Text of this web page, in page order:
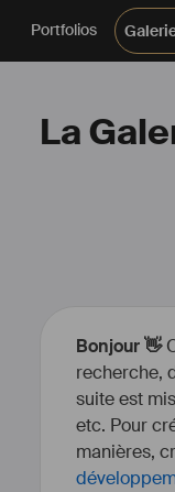
Portfolios
La
Bonjour 👋
recherche,
suite est
etc. Pour
manières,